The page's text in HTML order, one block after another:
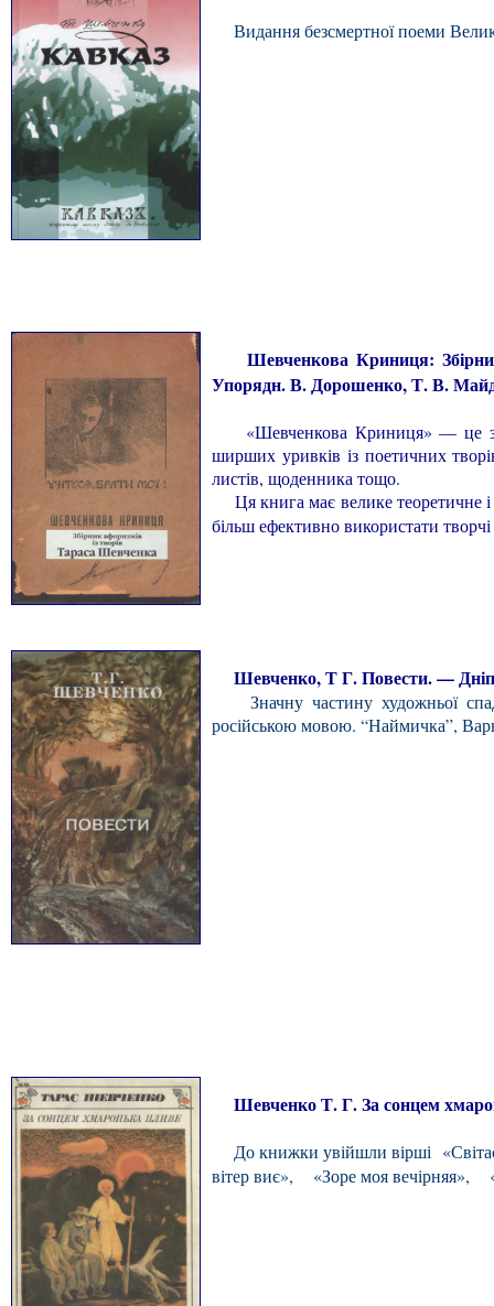
Видання безсмертної поеми
Шевченкова Криниця: Збірник
Упорядн. В. Дорошенко, Т. В.
«Шевченкова Криниця» — це
ширших уривків із поетичних
листів, щоденника тощо.
Ця книга має велике теоретичне і
більш ефективно використати
Шевченко, Т Г. Повести. —
Значну частину художньої
російською мовою. “Наймичка”,
Шевченко Т. Г. За сонцем
До книжки увійшли вірші
вітер виє», «Зоре моя вечірняя»,